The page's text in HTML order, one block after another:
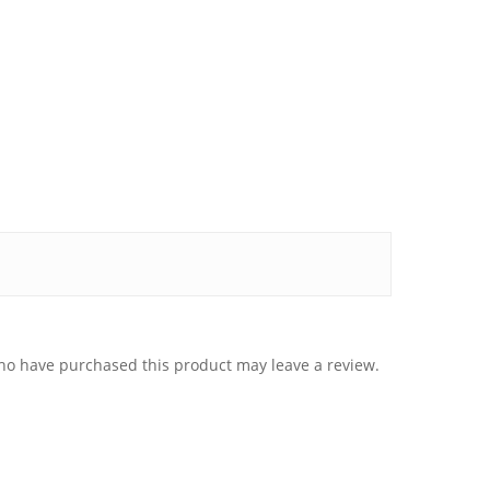
have purchased this product may leave a review.